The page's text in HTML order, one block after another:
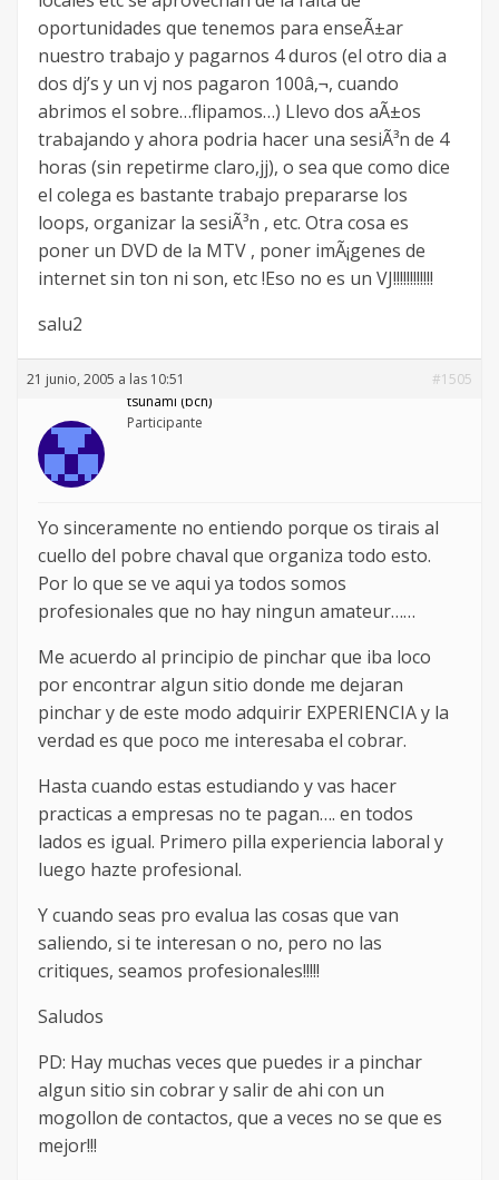
oportunidades que tenemos para enseÃ±ar
nuestro trabajo y pagarnos 4 duros (el otro dia a
dos dj’s y un vj nos pagaron 100â‚¬, cuando
abrimos el sobre…flipamos…) Llevo dos aÃ±os
trabajando y ahora podria hacer una sesiÃ³n de 4
horas (sin repetirme claro,jj), o sea que como dice
el colega es bastante trabajo prepararse los
loops, organizar la sesiÃ³n , etc. Otra cosa es
poner un DVD de la MTV , poner imÃ¡genes de
internet sin ton ni son, etc !Eso no es un VJ!!!!!!!!!!!!
salu2
21 junio, 2005 a las 10:51
#1505
tsunami (bcn)
Participante
Yo sinceramente no entiendo porque os tirais al
cuello del pobre chaval que organiza todo esto.
Por lo que se ve aqui ya todos somos
profesionales que no hay ningun amateur……
Me acuerdo al principio de pinchar que iba loco
por encontrar algun sitio donde me dejaran
pinchar y de este modo adquirir EXPERIENCIA y la
verdad es que poco me interesaba el cobrar.
Hasta cuando estas estudiando y vas hacer
practicas a empresas no te pagan…. en todos
lados es igual. Primero pilla experiencia laboral y
luego hazte profesional.
Y cuando seas pro evalua las cosas que van
saliendo, si te interesan o no, pero no las
critiques, seamos profesionales!!!!!
Saludos
PD: Hay muchas veces que puedes ir a pinchar
algun sitio sin cobrar y salir de ahi con un
mogollon de contactos, que a veces no se que es
mejor!!!